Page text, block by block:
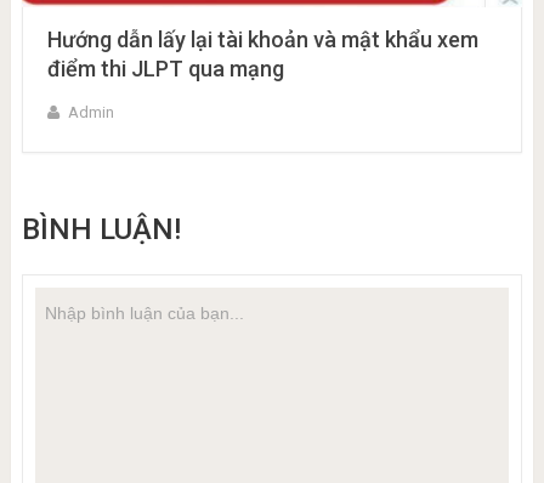
Hướng dẫn lấy lại tài khoản và mật khẩu xem
điểm thi JLPT qua mạng
Admin
BÌNH LUẬN!